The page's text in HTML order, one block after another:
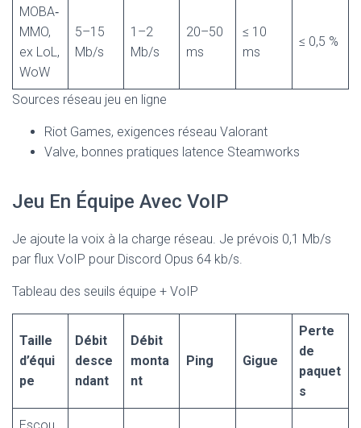
MOBA‑
MMO,
ex LoL,
WoW
5–15
Mb/s
1–2
Mb/s
20–50
ms
≤ 10
ms
≤ 0,5 %
Sources réseau jeu en ligne
Riot Games, exigences réseau Valorant
Valve, bonnes pratiques latence Steamworks
Jeu En Équipe Avec VoIP
Je ajoute la voix à la charge réseau. Je prévois 0,1 Mb/s
par flux VoIP pour Discord Opus 64 kb/s.
Tableau des seuils équipe + VoIP
Taille
d’équi
pe
Débit
desce
ndant
Débit
monta
nt
Ping Gigue
Perte
de
paquet
s